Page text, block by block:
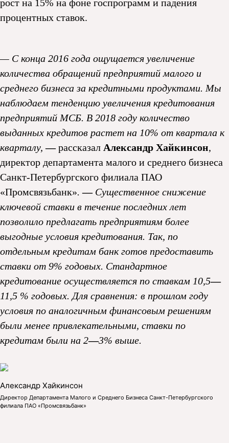
рост на 15% на фоне госпрограмм и падения
процентных ставок.
— С конца 2016 года ощущается увеличение
количества обращений предприятий малого и
среднего бизнеса за кредитными продуктами. Мы
наблюдаем тенденцию увеличения кредитования
предприятий МСБ. В 2018 году количество
выданных кредитов растет на 10% от квартала к
кварталу,—рассказал Александр Хайкинсон,
директор департамента малого и среднего бизнеса
Санкт-Петербургского филиала ПАО
«Промсвязьбанк».—Существенное снижение
ключевой ставки в течение последних лет
позволило предлагать предприятиям более
выгодные условия кредитования. Так, по
отдельным кредитам банк готов предоставить
ставки от 9% годовых. Стандартное
кредитование осуществляется по ставкам 10,5—
11,5 % годовых. Для сравнения: в прошлом году
условия по аналогичным финансовым решениям
были менее привлекательными, ставки по
кредитам были на 2—3% выше.
Александр Хайкинсон
Директор Департамента Малого и Среднего Бизнеса Санкт-Петербургского
филиала ПАО «Промсвязьбанк»